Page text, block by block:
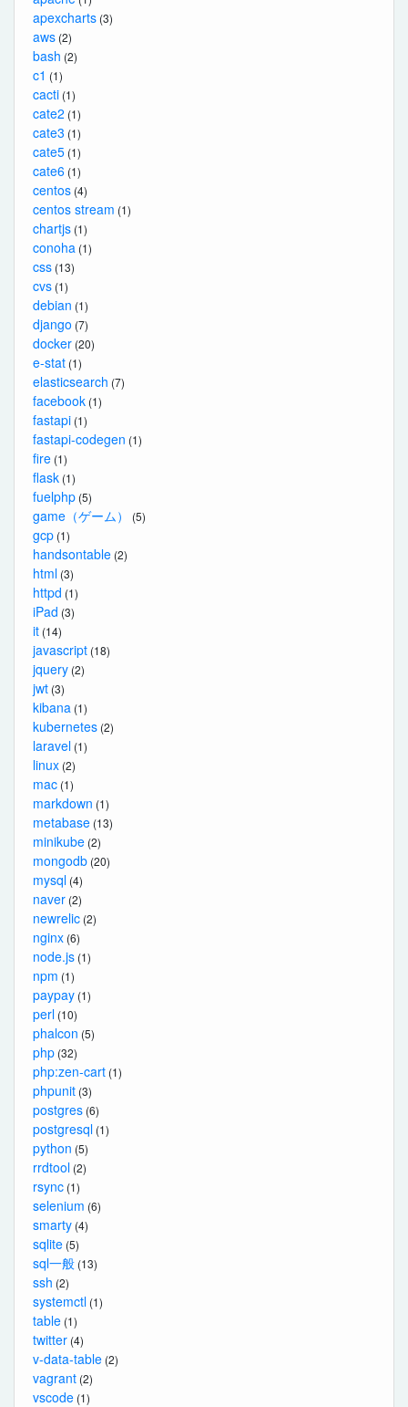
apexcharts (3)
aws (2)
bash (2)
c1 (1)
cacti (1)
cate2 (1)
cate3 (1)
cate5 (1)
cate6 (1)
centos (4)
centos stream (1)
chartjs (1)
conoha (1)
css (13)
cvs (1)
debian (1)
django (7)
docker (20)
e-stat (1)
elasticsearch (7)
facebook (1)
fastapi (1)
fastapi-codegen (1)
fire (1)
flask (1)
fuelphp (5)
game（ゲーム） (5)
gcp (1)
handsontable (2)
html (3)
httpd (1)
iPad (3)
it (14)
javascript (18)
jquery (2)
jwt (3)
kibana (1)
kubernetes (2)
laravel (1)
linux (2)
mac (1)
markdown (1)
metabase (13)
minikube (2)
mongodb (20)
mysql (4)
naver (2)
newrelic (2)
nginx (6)
node.js (1)
npm (1)
paypay (1)
perl (10)
phalcon (5)
php (32)
php:zen-cart (1)
phpunit (3)
postgres (6)
postgresql (1)
python (5)
rrdtool (2)
rsync (1)
selenium (6)
smarty (4)
sqlite (5)
sql一般 (13)
ssh (2)
systemctl (1)
table (1)
twitter (4)
v-data-table (2)
vagrant (2)
vscode (1)